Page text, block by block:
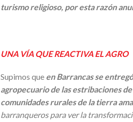
turismo religioso, por esta razón
UNA VÍA QUE REACTIVA EL AGRO
Supimos que en Barrancas se
agropecuario de las estribaciones
comunidades rurales de la tierra
barranqueros para ver la